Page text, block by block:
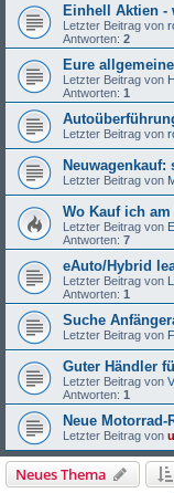
Einhell Aktien -
Letzter Beitrag von
Antworten: 2
Eure
Letzter Beitrag von
Antworten: 1
Letzter Beitrag von
Neuwagenkauf:
Letzter Beitrag von
Wo Kauf ich
Letzter Beitrag von
Antworten: 7
eAuto/Hybrid
Letzter Beitrag von
Antworten: 1
Suche
Letzter Beitrag von
Guter Händler
Letzter Beitrag von
Antworten: 1
Neue Motorrad-
Letzter Beitrag von
Neues Thema